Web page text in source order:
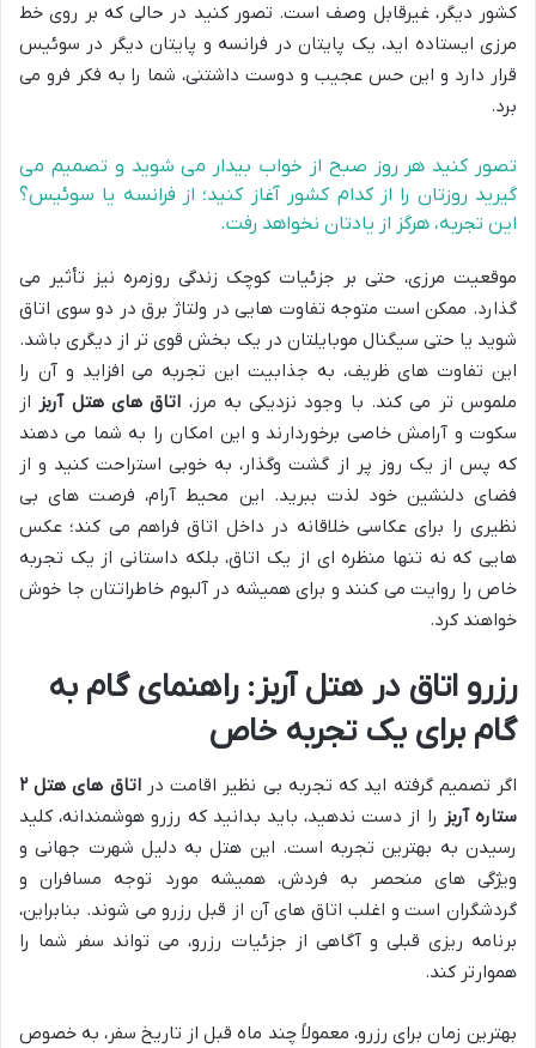
کشور دیگر، غیرقابل وصف است. تصور کنید در حالی که بر روی خط
مرزی ایستاده اید، یک پایتان در فرانسه و پایتان دیگر در سوئیس
قرار دارد و این حس عجیب و دوست داشتنی، شما را به فکر فرو می
برد.
تصور کنید هر روز صبح از خواب بیدار می شوید و تصمیم می
گیرید روزتان را از کدام کشور آغاز کنید؛ از فرانسه یا سوئیس؟
این تجربه، هرگز از یادتان نخواهد رفت.
موقعیت مرزی، حتی بر جزئیات کوچک زندگی روزمره نیز تأثیر می
گذارد. ممکن است متوجه تفاوت هایی در ولتاژ برق در دو سوی اتاق
شوید یا حتی سیگنال موبایلتان در یک بخش قوی تر از دیگری باشد.
این تفاوت های ظریف، به جذابیت این تجربه می افزاید و آن را
ملموس تر می کند. با وجود نزدیکی به مرز، اتاق های هتل آربز از
سکوت و آرامش خاصی برخوردارند و این امکان را به شما می دهند
که پس از یک روز پر از گشت وگذار، به خوبی استراحت کنید و از
فضای دلنشین خود لذت ببرید. این محیط آرام، فرصت های بی
نظیری را برای عکاسی خلاقانه در داخل اتاق فراهم می کند؛ عکس
هایی که نه تنها منظره ای از یک اتاق، بلکه داستانی از یک تجربه
خاص را روایت می کنند و برای همیشه در آلبوم خاطراتتان جا خوش
خواهند کرد.
رزرو اتاق در هتل آربز: راهنمای گام به
گام برای یک تجربه خاص
اگر تصمیم گرفته اید که تجربه بی نظیر اقامت در
اتاق های هتل ۲
ستاره آربز را از دست ندهید، باید بدانید که رزرو هوشمندانه، کلید
رسیدن به بهترین تجربه است. این هتل به دلیل شهرت جهانی و
ویژگی های منحصر به فردش، همیشه مورد توجه مسافران و
گردشگران است و اغلب اتاق های آن از قبل رزرو می شوند. بنابراین،
برنامه ریزی قبلی و آگاهی از جزئیات رزرو، می تواند سفر شما را
هموارتر کند.
بهترین زمان برای رزرو، معمولاً چند ماه قبل از تاریخ سفر، به خصوص